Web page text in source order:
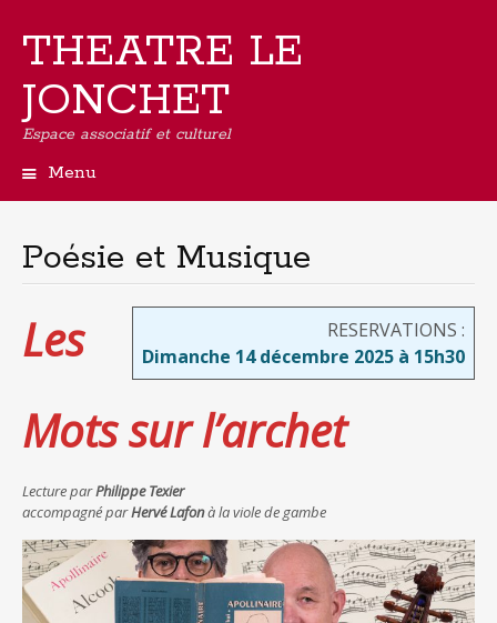
THEATRE LE
JONCHET
Espace associatif et culturel
Menu
contenu
principal
Poésie et Musique
RESERVATIONS :
Dimanche 14 décembre 2025 à 15h30
Les
Mots sur l’archet
Lecture parPhilippe Texier
accompagné parHervé Lafonà la viole de gambe